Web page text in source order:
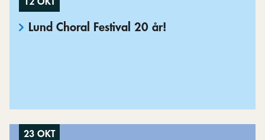
12 OKT
Lund Choral Festival 20 år!
23 OKT